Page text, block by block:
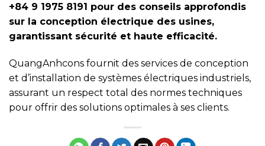
+84 9 1975 8191 pour des conseils approfondis
sur la conception électrique des usines,
garantissant sécurité et haute efficacité.
QuangAnhcons fournit des services de conception
et d’installation de systèmes électriques industriels,
assurant un respect total des normes techniques
pour offrir des solutions optimales à ses clients.